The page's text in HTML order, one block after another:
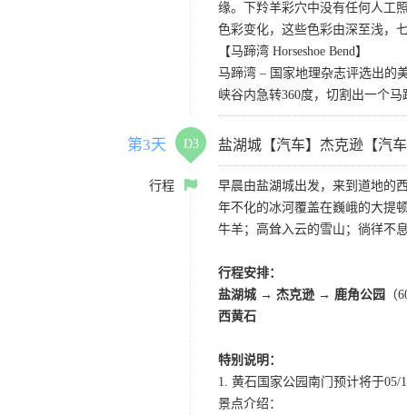
缘。下羚羊彩穴中没有任何人工
色彩变化，这些色彩由深至浅，
【马蹄湾 Horseshoe Bend】
马蹄湾 – 国家地理杂志评选出的
峡谷内急转360度，切割出一个
第3天 D3 盐湖城【汽车】杰克逊【汽
行程
早晨由盐湖城出发，来到道地的
年不化的冰河覆盖在巍峨的大提
牛羊；高耸入云的雪山；徜徉不
行程安排：
盐湖城 → 杰克逊 → 鹿角公园
西黄石
特别说明：
1. 黄石国家公园南门预计将于05/
景点介绍：